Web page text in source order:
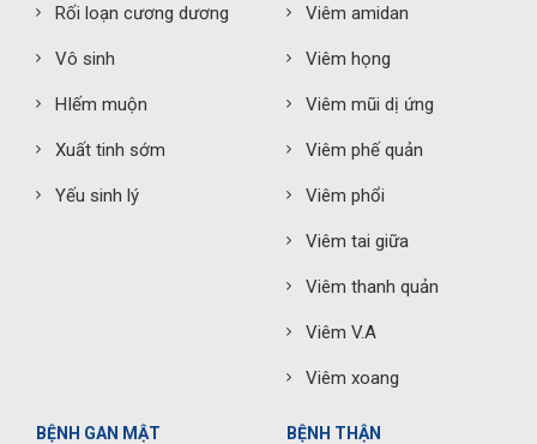
Rối loạn cương dương
Vô sinh
HIếm muộn
Xuất tinh sớm
Yếu sinh lý
Viêm amidan
Viêm họng
Viêm mũi dị ứng
Viêm phế quản
Viêm phổi
Viêm tai giữa
Viêm thanh quản
Viêm V.A
Viêm xoang
BỆNH GAN MẬT BỆNH THẬN